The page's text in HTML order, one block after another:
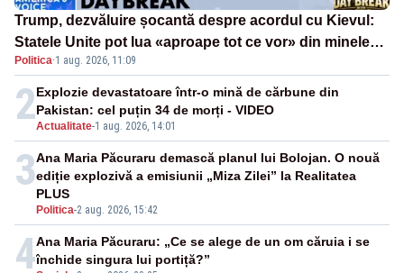
Trump, dezvăluire șocantă despre acordul cu Kievul:
Statele Unite pot lua «aproape tot ce vor» din minele
Ucrainei”
Politica·1 aug. 2026, 11:09
2Actualitate-1 aug. 2026, 14:01
Explozie devastatoare într-o mină de cărbune din
Pakistan: cel puțin 34 de morți - VIDEO
3
Politica-2 aug. 2026, 15:42
Ana Maria Păcuraru demască planul lui Bolojan. O nouă
ediție explozivă a emisiunii „Miza Zilei” la Realitatea
PLUS
4Ana Maria Păcuraru: „Ce se alege de un om căruia i se
închide singura lui portiță?”